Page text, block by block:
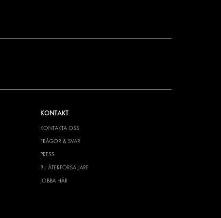
KONTAKT
KONTAKTA OSS
FRÅGOR & SVAR
PRESS
BLI ÅTERFÖRSÄLJARE
JOBBA HÄR